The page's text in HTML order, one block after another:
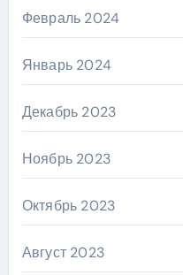
Февраль 2024
Январь 2024
Декабрь 2023
Ноябрь 2023
Октябрь 2023
Август 2023